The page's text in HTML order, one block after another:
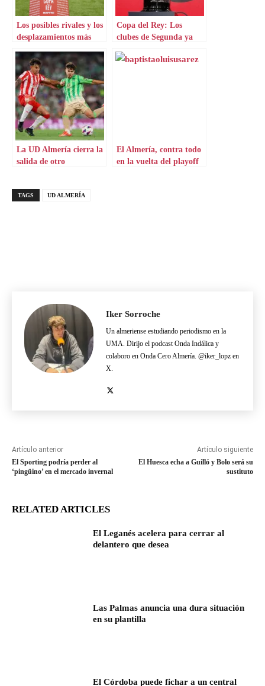
Los posibles rivales y los
desplazamientos más
el sorteo de Copa del
Rey
Copa del Rey: Los
clubes de Segunda ya
La UD Almería cierra la
salida de otro
El Almería, contra todo
en la vuelta del playoff
TAGS UD ALMERÍA
Iker Sorroche
Un almeriense estudiando periodismo en la
UMA. Dirijo el podcast Onda Indálica y
colaboro en Onda Cero Almería. @iker_lopz en
X.
Artículo anterior
El Sporting podría perder al
‘pingüino’ en el mercado invernal
Artículo siguiente
El Huesca echa a Guilló y Bolo será su
sustituto
RELATED ARTICLES
El Leganés acelera para cerrar al
delantero que desea
Las Palmas anuncia una dura situación
en su plantilla
El Córdoba puede fichar a un central